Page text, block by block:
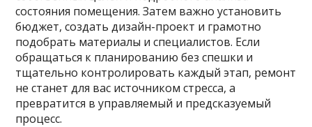
состояния помещения. Затем важно установить
бюджет, создать дизайн-проект и грамотно
подобрать материалы и специалистов. Если
обращаться к планированию без спешки и
тщательно контролировать каждый этап, ремонт
не станет для вас источником стресса, а
превратится в управляемый и предсказуемый
процесс.